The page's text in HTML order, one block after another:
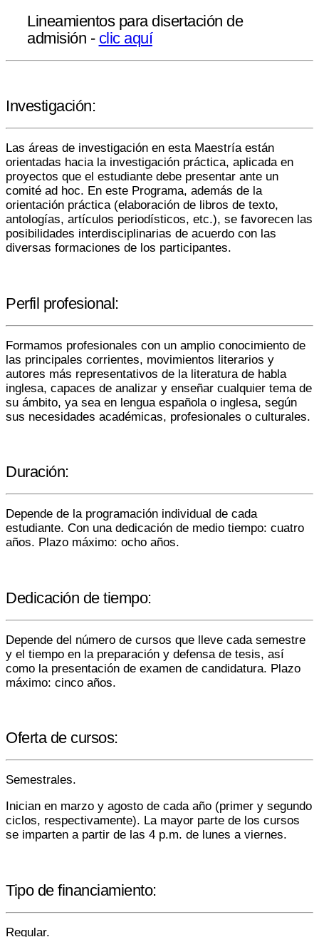
Lineamientos para disertación de
admisión - clic aquí
Investigación:
Las áreas de investigación en esta Maestría están
orientadas hacia la investigación práctica, aplicada en
proyectos que el estudiante debe presentar ante un
comité ad hoc. En este Programa, además de la
orientación práctica (elaboración de libros de texto,
antologías, artículos periodísticos, etc.), se favorecen las
posibilidades interdisciplinarias de acuerdo con las
diversas formaciones de los participantes.
Perfil profesional:
Formamos profesionales con un amplio conocimiento de
las principales corrientes, movimientos literarios y
autores más representativos de la literatura de habla
inglesa, capaces de analizar y enseñar cualquier tema de
su ámbito, ya sea en lengua española o inglesa, según
sus necesidades académicas, profesionales o culturales.
Duración:
Depende de la programación individual de cada
estudiante. Con una dedicación de medio tiempo: cuatro
años. Plazo máximo: ocho años.
Dedicación de tiempo:
Depende del número de cursos que lleve cada semestre
y el tiempo en la preparación y defensa de tesis, así
como la presentación de examen de candidatura. Plazo
máximo: cinco años.
Oferta de cursos:
Semestrales.
Inician en marzo y agosto de cada año (primer y segundo
ciclos, respectivamente). La mayor parte de los cursos
se imparten a partir de las 4 p.m. de lunes a viernes.
Tipo de financiamiento:
Regular.